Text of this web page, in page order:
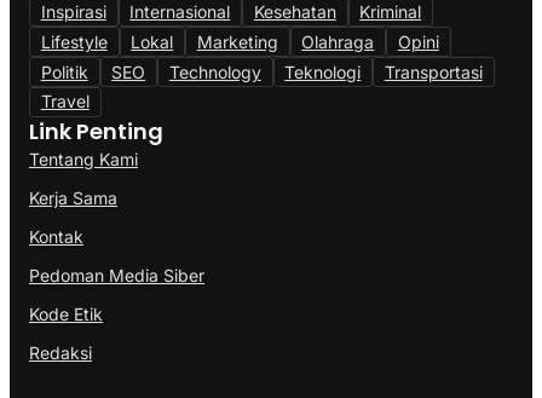
Inspirasi
Internasional Kesehatan
Kriminal
Lifestyle
Lokal Marketing Olahraga
Opini
Politik
SEO Technology Teknologi
Transportasi
Travel
Link Penting
Tentang Kami
Kerja Sama
Kontak
Pedoman Media Siber
Kode Etik
Redaksi